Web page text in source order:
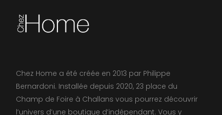
Chez Home a été créée en 2013 par Philippe
Bernardoni. Installée depuis 2020, 23 place du
Champ de Foire à Challans vous pourrez découvrir
l’univers d’une boutique d’indépendant. Vous y